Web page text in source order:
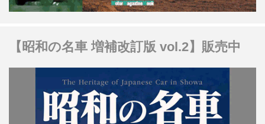
【昭和の名車 増補改訂版 vol.2】販売中